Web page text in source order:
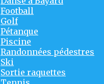
Football
Golf
Pétanque
Piscine
Randonnées pédestres
Ski
Sortie raquettes